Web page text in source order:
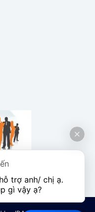
trợ anh/ chị ạ.
gì vậy ạ?